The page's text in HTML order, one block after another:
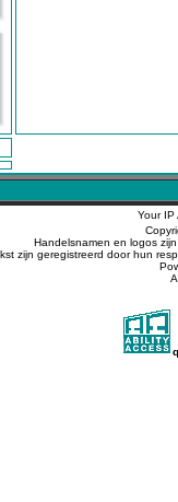
Your IP
Handelsnamen en logos
zijn geregistreerd door hun